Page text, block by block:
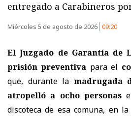
entregado a Carabineros
Miércoles 5 de agosto de 2026 09:20
El Juzgado de Garantía de
prisión preventiva para el
que, durante la madrugada
atropelló a ocho personas
discoteca de esa comuna, en